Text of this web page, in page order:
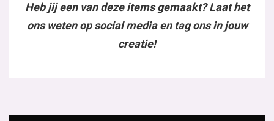
Heb jij een van deze items gemaakt? Laat het
ons weten op social media en tag ons in jouw
creatie!